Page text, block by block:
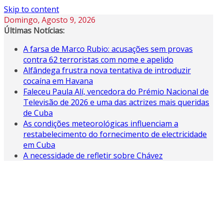
Skip to content
Domingo, Agosto 9, 2026
Últimas Notícias:
A farsa de Marco Rubio: acusações sem provas
contra 62 terroristas com nome e apelido
Alfândega frustra nova tentativa de introduzir
cocaína em Havana
Faleceu Paula Alí, vencedora do Prémio Nacional de
Televisão de 2026 e uma das actrizes mais queridas
de Cuba
As condições meteorológicas influenciam a
restabelecimento do fornecimento de electricidade
em Cuba
A necessidade de refletir sobre Chávez